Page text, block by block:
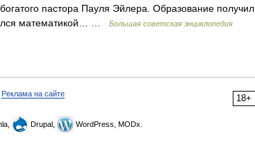
пастора Пауля Эйлера. Образование получил
математикой… …
Большая советская энциклопедия
18+
Реклама на сайте
Drupal, WordPress, MODx.